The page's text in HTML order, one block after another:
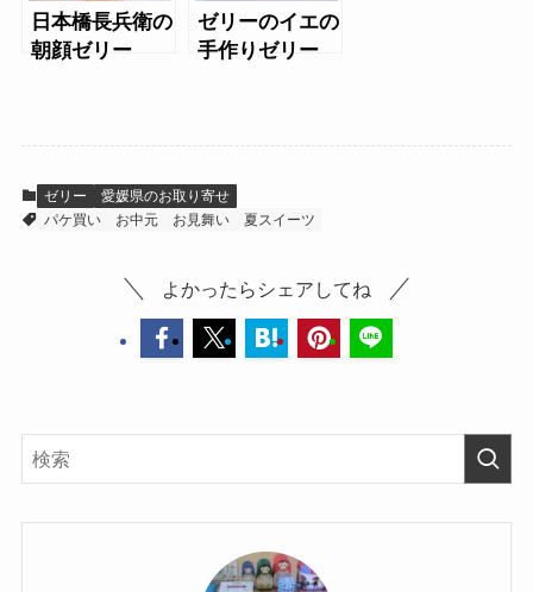
日本橋長兵衛の
朝顔ゼリー
ゼリーのイエの
手作りゼリー
ゼリー
愛媛県のお取り寄せ
パケ買い
お中元 お見舞い 夏スイーツ
よかったらシェアしてね